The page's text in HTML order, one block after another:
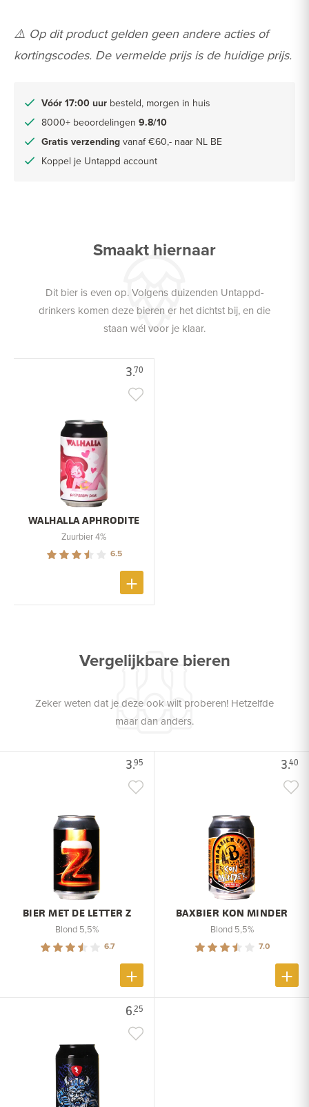
⚠️ Op dit product gelden geen andere acties of
kortingscodes. De vermelde prijs is de huidige prijs.
Vóór 17:00 uur besteld, morgen in huis
8000+ beoordelingen 9.8/10
Gratis verzending vanaf €60,- naar NL BE
Koppel je Untappd account
Smaakt hiernaar
Dit bier is even op. Volgens duizenden Untappd-
drinkers komen deze bieren er het dichtst bij, en die
staan wél voor je klaar.
3.70
WALHALLA APHRODITE
Zuurbier 4%
6.5
Vergelijkbare bieren
Zeker weten dat je deze ook wilt proberen! Hetzelfde
maar dan anders.
3.95
BIER MET DE LETTER Z
Blond 5,5%
6.7
3.40
BAXBIER KON MINDER
Blond 5,5%
7.0
6.25